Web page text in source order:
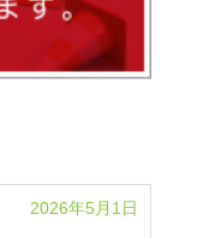
2026年5月1日